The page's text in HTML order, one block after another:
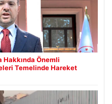
Hakkında Önemli
Temelinde Hareket